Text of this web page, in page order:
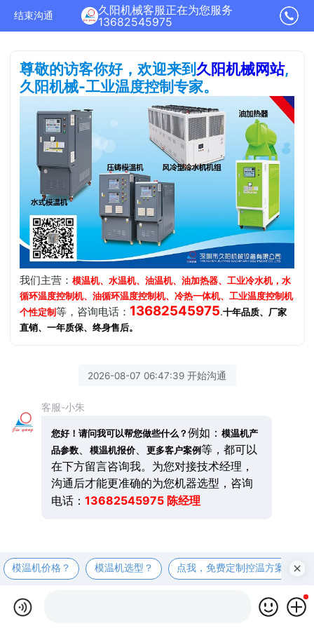
结束沟通
久阳机械客服正在为您服务
13682545975
尊敬的访客你好，欢迎来到久阳机械网站,
久阳机械-工业温度控制专家。
我们主营：模温机、水温机、油温机、油加热器、工业冷水机，水
循环温度控制机、油循环温度控制机、冷热一体机、工业温度控制机
个性定制等，咨询电话： 13682545975.十年品质、厂家
直销、一年质保、终身售后。
2026-08-07 06:47:39 开始沟通
客服-小朱
您好！请问我可以帮您做些什么？例如： 模温机产
品参数、 模温机报价、 更多客户案例等，都可以
在下方留言咨询我。为您对接技术经理，
沟通后才能更准确的为您机器选型，咨询
电话： 13682545975 陈经理
模温机价格？ 模温机选型？ 点我，免费定制控温方案